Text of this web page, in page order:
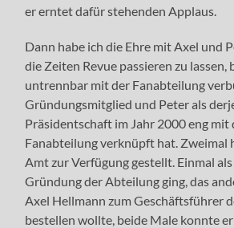
er erntet dafür stehenden Applaus.
Dann habe ich die Ehre mit Axel und
die Zeiten Revue passieren zu lassen,
untrennbar mit der Fanabteilung
Gründungsmitglied und Peter als
Präsidentschaft im Jahr 2000 eng
Fanabteilung verknüpft hat. Zweimal
Amt zur Verfügung gestellt. Einmal
Gründung der Abteilung ging, das
Axel Hellmann zum Geschäftsführer
bestellen wollte, beide Male konnte